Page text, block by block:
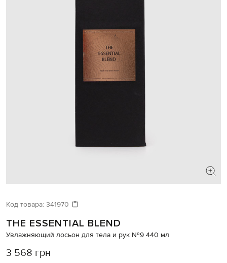
Код товара: 341970
THE ESSENTIAL BLEND
Увлажняющий лосьон для тела и рук №9 440 мл
3 568 грн